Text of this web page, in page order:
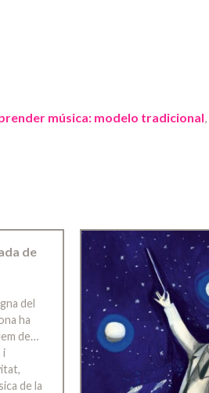
música: modelo tradicional,
de
del
ha
de…
i
de la